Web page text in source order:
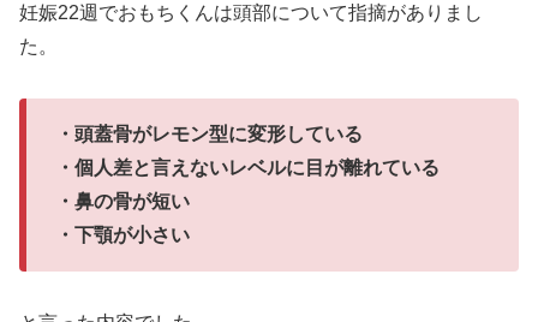
妊娠22週でおもちくんは頭部について指摘がありまし
た。
・頭蓋骨がレモン型に変形している
・個人差と言えないレベルに目が離れている
・鼻の骨が短い
・下顎が小さい